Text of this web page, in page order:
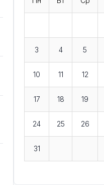
3 4 5
10 11 12
17 18 19
24 25 26
31